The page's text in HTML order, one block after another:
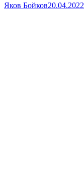
Яков Бойков20.04.2022